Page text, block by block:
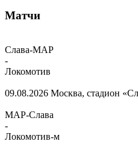
Матчи
Слава-МАР
-
Локомотив
09.08.2026 Москва, стадион
МАР-Слава
-
Локомотив-м